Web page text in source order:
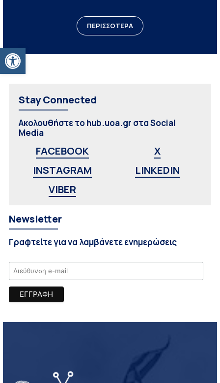
Ανοίξτε τη γραμμή εργαλείων
ΠΕΡΙΣΣΟΤΕΡΑ
Stay Connected
Ακολουθήστε το hub.uoa.gr στα Social
Media
FACEBOOK
X
INSTAGRAM
LINKEDIN
VIBER
Newsletter
Γραφτείτε για να λαμβάνετε ενημερώσεις